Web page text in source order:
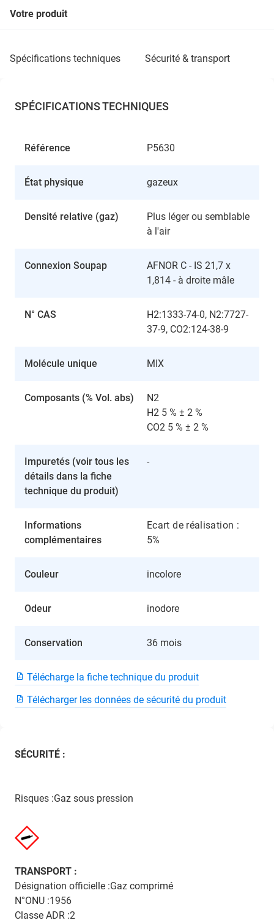
Votre produit
spécifications techniques sécurité & transport
SPÉCIFICATIONS TECHNIQUES
Référence P5630
État physique gazeux
Densité relative (gaz)
Plus léger ou semblable
à l'air
Connexion Soupap
AFNOR C - IS 21,7 x
1,814 - à droite mâle
N° CAS
H2:1333-74-0, N2:7727-
37-9, CO2:124-38-9
Molécule unique MIX
Composants (% Vol. abs)
N2
H2 5 % ± 2 %
CO2 5 % ± 2 %
Impuretés (voir tous les
détails dans la fiche
technique du produit)
-
Informations
complémentaires
Ecart de réalisation :
5%
Couleur incolore
Odeur inodore
Conservation 36 mois
Télécharge la fiche technique du produit
Télécharger les données de sécurité du produit
SÉCURITÉ :
Risques :Gaz sous pression
TRANSPORT :
Désignation officielle :Gaz comprimé
N°ONU :1956
Classe ADR :2